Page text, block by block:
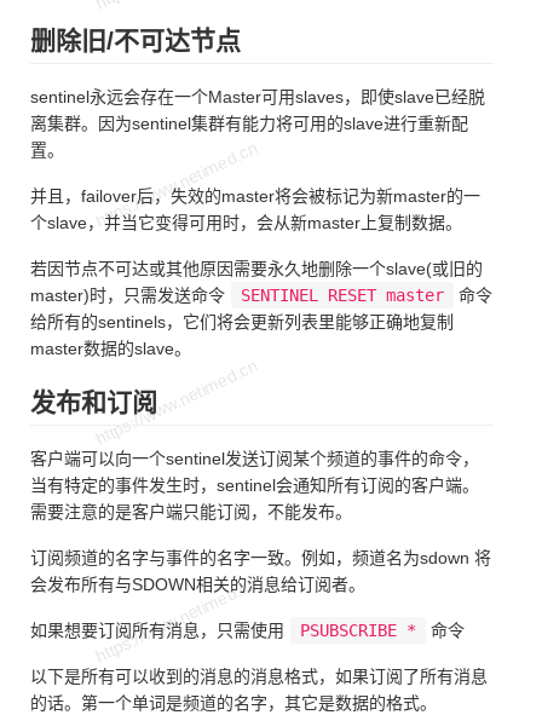
删除旧/不可达节点
sentinel永远会存在一个Master可用slaves，即使slave已经脱
离集群。因为sentinel集群有能力将可用的slave进行重新配
置。
并且，failover后，失效的master将会被标记为新master的一
个slave，并当它变得可用时，会从新master上复制数据。
若因节点不可达或其他原因需要永久地删除一个slave(或旧的
master)时，只需发送命令
SENTINEL RESET master
命令
给所有的sentinels，它们将会更新列表里能够正确地复制
master数据的slave。
发布和订阅
客户端可以向一个sentinel发送订阅某个频道的事件的命令，
当有特定的事件发生时，sentinel会通知所有订阅的客户端。
需要注意的是客户端只能订阅，不能发布。
订阅频道的名字与事件的名字一致。例如，频道名为sdown 将
会发布所有与SDOWN相关的消息给订阅者。
如果想要订阅所有消息，只需使用 PSUBSCRIBE * 命令
以下是所有可以收到的消息的消息格式，如果订阅了所有消息
的话。第一个单词是频道的名字，其它是数据的格式。